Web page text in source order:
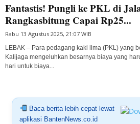
Fantastis! Pungli ke PKL di
Rangkasbitung Capai Rp25...
Rabu 13 Agustus 2025, 21:07 WIB
LEBAK – Para pedagang kaki lima (PKL) yang
Kalijaga mengeluhkan besarnya biaya yang
hari untuk biaya...
Baca berita lebih cepat lewat
aplikasi BantenNews.co.id